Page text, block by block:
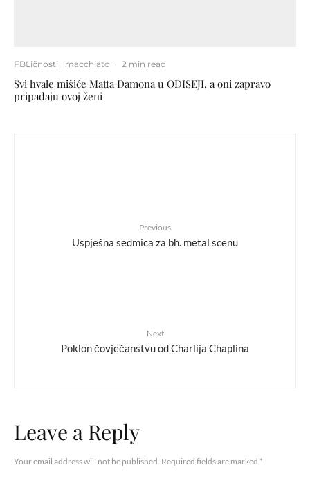
FBLičnosti macchiato · 2 min read
Svi hvale mišiće Matta Damona u ODISEJI, a oni zapravo
pripadaju ovoj ženi
Previous
Uspješna sedmica za bh. metal scenu
Next
Poklon čovječanstvu od Charlija Chaplina
Leave a Reply
Your email address will not be published. Required fields are marked *